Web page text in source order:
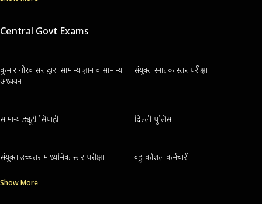
Central Govt Exams
कुमार गौरव सर द्वारा सामान्य ज्ञान व सामान्य
अध्ययन
संयुक्त स्नातक स्तर परीक्षा
सामान्य ड्यूटी सिपाही दिल्ली पुलिस
संयुक्त उच्चतर माध्यमिक स्तर परीक्षा बहु-कौशल कर्मचारी
Show More